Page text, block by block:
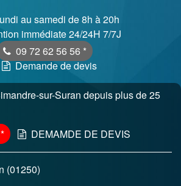
au samedi de 8h à 20h
immédiate 24/24H 7/7J
09 72 62 56 56 *
Demande de devis
sur-Suran depuis plus de 25
* DEMAMDE DE DEVIS
(01250)